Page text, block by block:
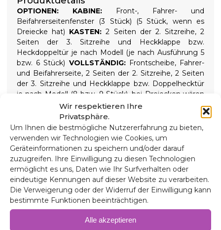
Wir respektieren Ihre
Privatsphäre.
Um Ihnen die bestmögliche Nutzererfahrung zu bieten,
verwenden wir Technologien wie Cookies, um
Geräteinformationen zu speichern und/oder darauf
zuzugreifen. Ihre Einwilligung zu diesen Technologien
ermöglicht es uns, Daten wie Ihr Surfverhalten oder
eindeutige Kennungen auf dieser Website zu verarbeiten.
Die Verweigerung oder der Widerruf der Einwilligung kann
bestimmte Funktionen beeinträchtigen.
Alle akzeptieren
OPTIONEN: KABINE: Front-, Fahrer- und
Beifahrerseitenfenster (3 Stück) (5 Stück, wenn es
Dreiecke hat) KASTEN: 2 Seiten der 2. Sitzreihe, 2
Seiten der 3. Sitzreihe und Heckklappe bzw.
Heckdoppeltür je nach Modell (je nach Ausführung 5
bzw. 6 Stück) VOLLSTÄNDIG:Frontscheibe, Fahrer-
und Beifahrerseite, 2 Seiten der 2. Sitzreihe, 2 Seiten
der 3. Sitzreihe und Heckklappe bzw. Doppelhecktür
je nach Modell (8 bzw. 9 Stück), bei Dreiecken wären
es 10 bzw. 119-SCHICHT-WÄRMEISOLATOREN
Hochwertige 9-lagige Wärmedämmung und
Verdunkelungsrollos isolieren sowohl hohe als auch
niedrige Temperaturen und sorgen so für mehr
Komfort im Inneren und absolute Dunkelheit für
erholsame Nächte. Wird mit aufschraubbaren
Saugnäpfen mit hoher Saugkraft gehalten, die sich
zur einfachen Installation leicht entfernen lassen.
Zusammensetzung
90 Mikron Aluminium, UV- und kratzfest.
2 mm expandiertes Polyethylen.
38 Mikron Aluminiumfolie zur Isolierung.